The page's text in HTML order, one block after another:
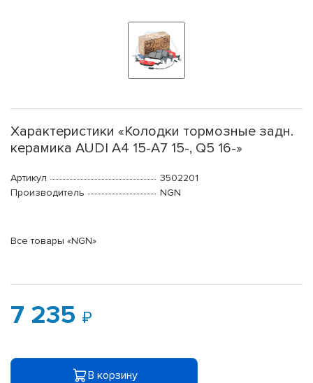
Характеристики «Колодки тормозные задн.
керамика AUDI A4 15-A7 15-, Q5 16-»
Артикул
3502201
Производитель
NGN
Все товары «NGN»
7 235
В корзину